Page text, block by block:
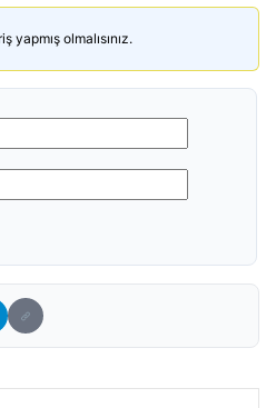
yapmış olmalısınız.